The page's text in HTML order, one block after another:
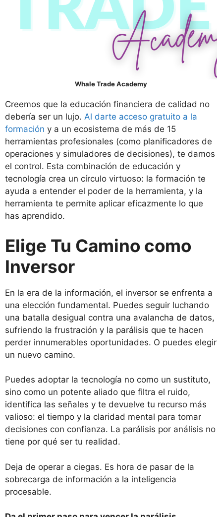
Whale Trade Academy
Creemos que la educación financiera de calidad no
debería ser un lujo. Al darte acceso gratuito a la
formación y a un ecosistema de más de 15
herramientas profesionales (como planificadores de
operaciones y simuladores de decisiones), te damos
el control. Esta combinación de educación y
tecnología crea un círculo virtuoso: la formación te
ayuda a entender el poder de la herramienta, y la
herramienta te permite aplicar eficazmente lo que
has aprendido.
Elige Tu Camino como
Inversor
En la era de la información, el inversor se enfrenta a
una elección fundamental. Puedes seguir luchando
una batalla desigual contra una avalancha de datos,
sufriendo la frustración y la parálisis que te hacen
perder innumerables oportunidades. O puedes elegir
un nuevo camino.
Puedes adoptar la tecnología no como un sustituto,
sino como un potente aliado que filtra el ruido,
identifica las señales y te devuelve tu recurso más
valioso: el tiempo y la claridad mental para tomar
decisiones con confianza. La parálisis por análisis no
tiene por qué ser tu realidad.
Deja de operar a ciegas. Es hora de pasar de la
sobrecarga de información a la inteligencia
procesable.